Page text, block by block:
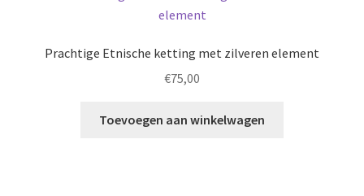
Prachtige Etnische ketting met zilveren element
€75,00
Toevoegen aan winkelwagen